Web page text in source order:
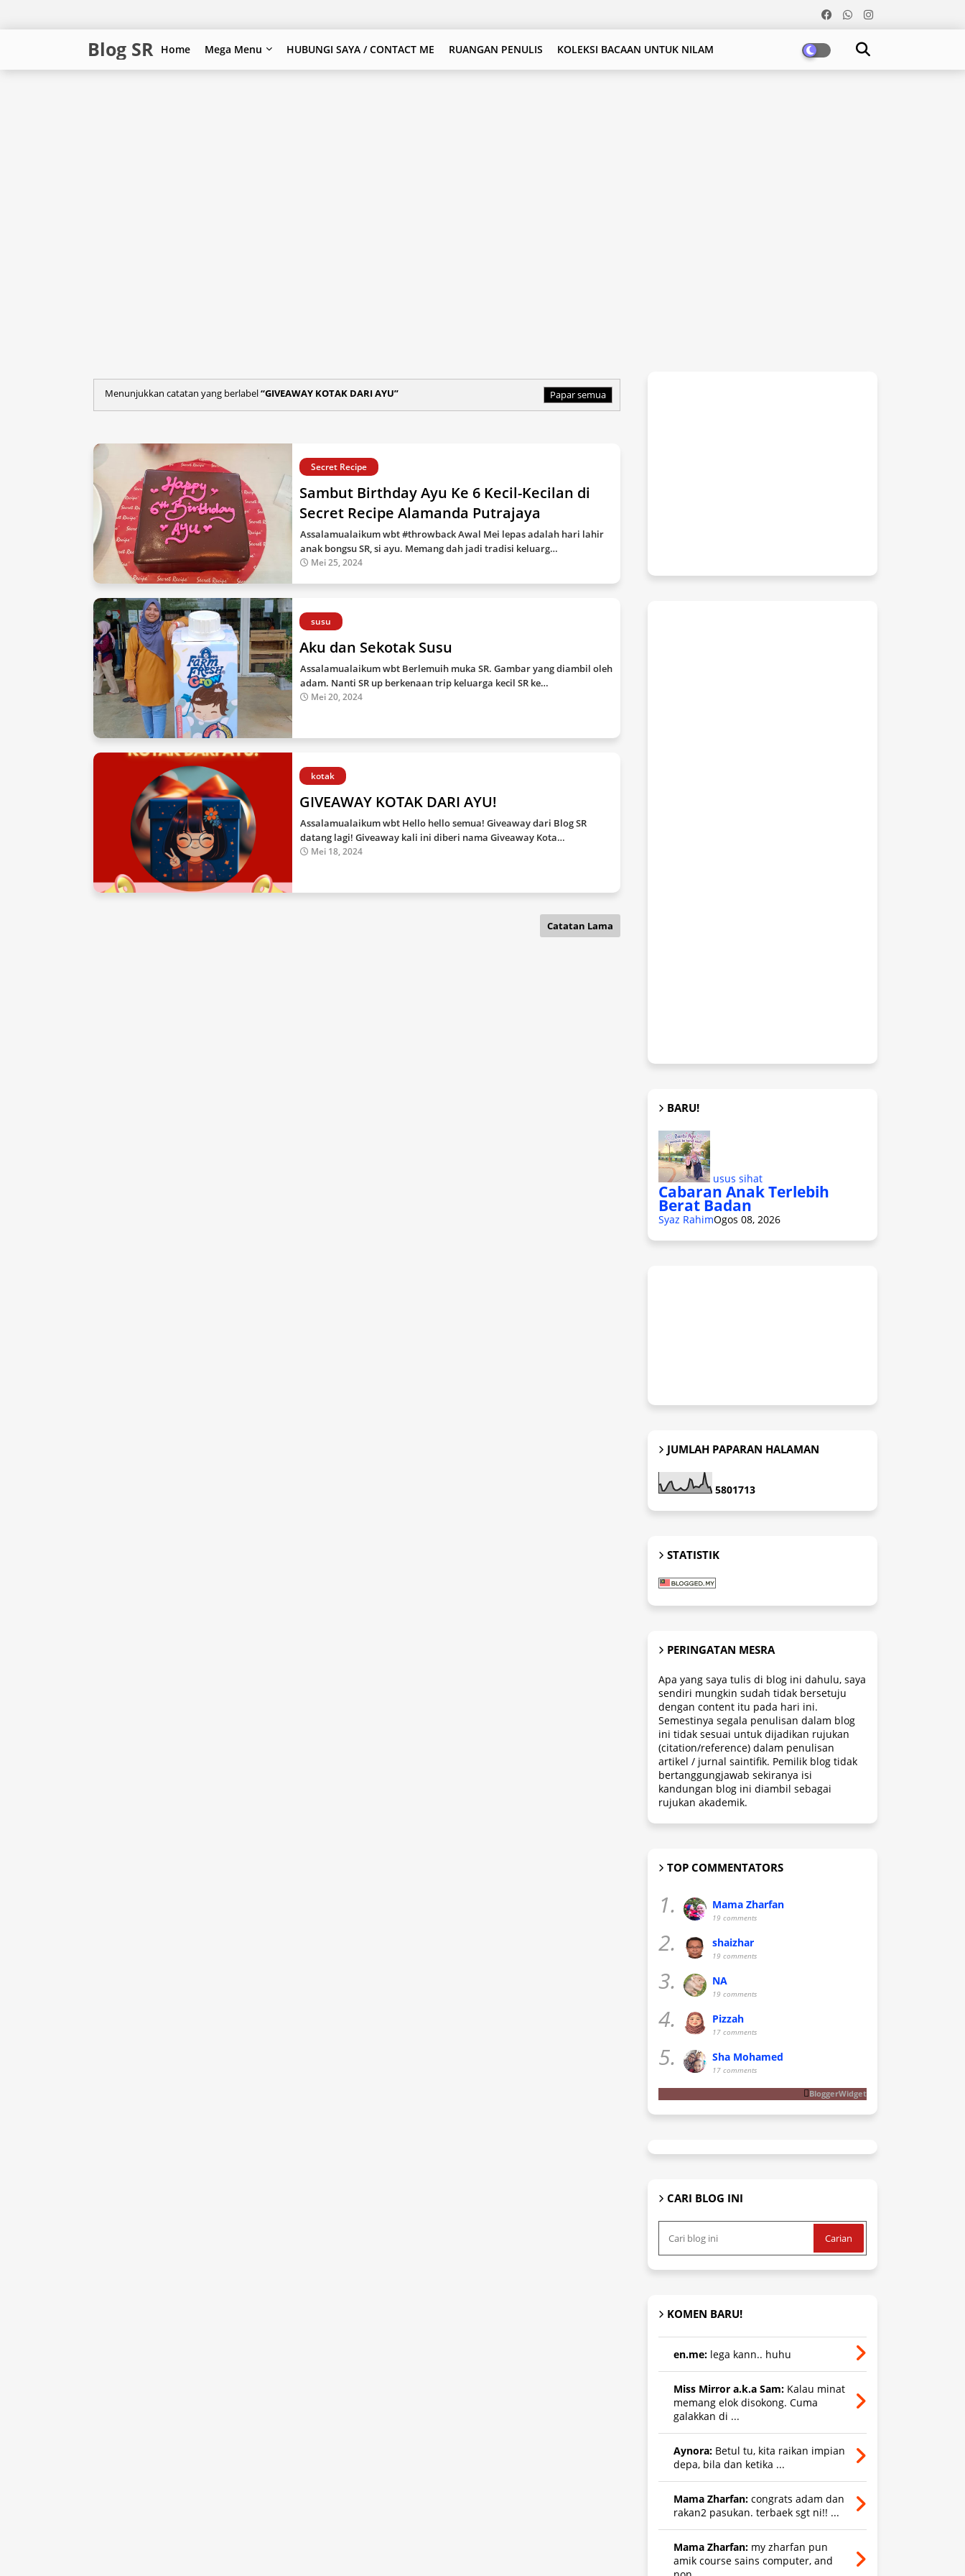
Blog SR Home Mega Menu HUBUNGI SAYA / CONTACT ME RUANGAN PENULIS KOLEKSI BACAAN UNTUK NILAM
Menunjukkan catatan yang berlabel GIVEAWAY KOTAK DARI AYU Papar semua
Secret Recipe
Sambut Birthday Ayu Ke 6 Kecil-Kecilan di
Secret Recipe Alamanda Putrajaya
Assalamualaikum wbt #throwback Awal Mei lepas adalah hari lahir
anak bongsu SR, si ayu. Memang dah jadi tradisi keluarg…
Mei 25, 2024
susu
Aku dan Sekotak Susu
Assalamualaikum wbt Berlemuih muka SR. Gambar yang diambil oleh
adam. Nanti SR up berkenaan trip keluarga kecil SR ke…
Mei 20, 2024
kotak
GIVEAWAY KOTAK DARI AYU!
Assalamualaikum wbt Hello hello semua! Giveaway dari Blog SR
datang lagi! Giveaway kali ini diberi nama Giveaway Kota…
Mei 18, 2024
Catatan Lama
BARU!
usus sihat
Cabaran Anak Terlebih
Berat Badan
Syaz RahimOgos 08, 2026
JUMLAH PAPARAN HALAMAN
5801713
STATISTIK
PERINGATAN MESRA
Apa yang saya tulis di blog ini dahulu, saya
sendiri mungkin sudah tidak bersetuju
dengan content itu pada hari ini.
Semestinya segala penulisan dalam blog
ini tidak sesuai untuk dijadikan rujukan
(citation/reference) dalam penulisan
artikel / jurnal saintifik. Pemilik blog tidak
bertanggungjawab sekiranya isi
kandungan blog ini diambil sebagai
rujukan akademik.
TOP COMMENTATORS
1. Mama Zharfan
19 comments
2. shaizhar
19 comments
3. NA
19 comments
4. Pizzah
17 comments
5. Sha Mohamed
17 comments
BloggerWidget
CARI BLOG INI
KOMEN BARU!
en.me: lega kann.. huhu
Miss Mirror a.k.a Sam: Kalau minat
memang elok disokong. Cuma
galakkan di ...
Aynora: Betul tu, kita raikan impian
depa, bila dan ketika ...
Mama Zharfan: congrats adam dan
rakan2 pasukan. terbaek sgt ni!! ...
Mama Zharfan: my zharfan pun
amik course sains computer, and